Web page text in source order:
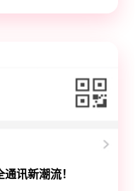
讯新潮流！